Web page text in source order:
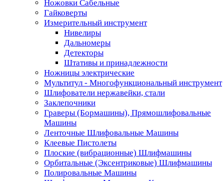
Ножовки Сабельные
Гайковерты
Измерительный инструмент
Нивелиры
Дальномеры
Детекторы
Штативы и принадлежности
Ножницы электрические
Мультитул - Многофункциональный инструмент
Шлифователи нержавейки, стали
Заклепочники
Граверы (Бормашины), Прямошлифовальные
Машины
Ленточные Шлифовальные Машины
Клеевые Пистолеты
Плоские (вибрационные) Шлифмашины
Орбитальные (Эксентриковые) Шлифмашины
Полировальные Машины